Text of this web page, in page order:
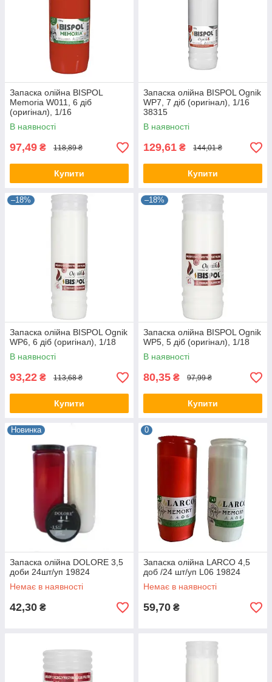
Запаска олійна BISPOL
Memoria W011, 6 діб
(оригінал), 1/16
В наявності
97,49 ₴ 118,89 ₴
Купити
Запаска олійна BISPOL Ognik
WP7, 7 діб (оригінал), 1/16
38315
В наявності
129,61 ₴ 144,01 ₴
Купити
–18%
Запаска олійна BISPOL Ognik
WP6, 6 діб (оригінал), 1/18
В наявності
93,22 ₴ 113,68 ₴
Купити
–18%
Запаска олійна BISPOL Ognik
WP5, 5 діб (оригінал), 1/18
В наявності
80,35 ₴ 97,99 ₴
Купити
Новинка
Запаска олійна DOLORE 3,5
доби 24шт/уп 19824
Немає в наявності
42,30 ₴
0
Запаска олійна LARCO 4,5
доб /24 шт/уп L06 19824
Немає в наявності
59,70 ₴